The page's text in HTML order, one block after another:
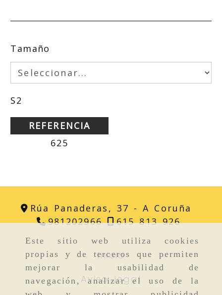
Este sitio web utiliza cookies
propias y de terceros que permiten
mejorar la usabilidad de
navegación, analizar el uso de la
Tamaño
S2
REFERENCIA
625
Rúa Panaderas, 37 -A Coruña
981202966
615 813 926
Inicio
Aviso legal